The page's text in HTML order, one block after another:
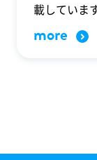
載していま
more